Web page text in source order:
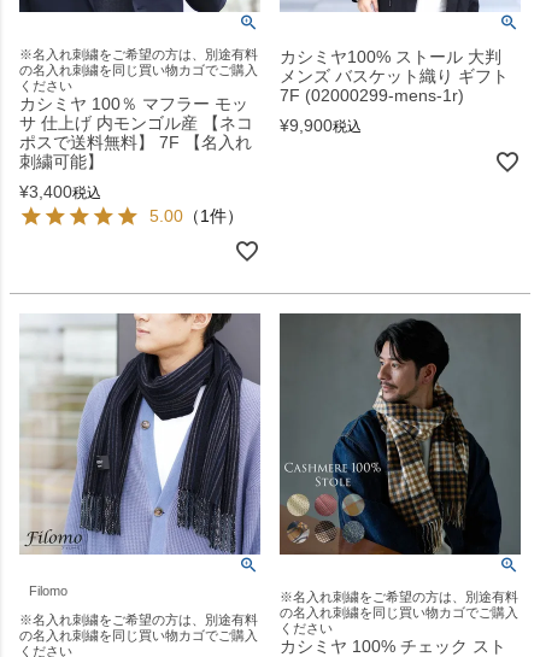
※名入れ刺繍をご希望の方は、別途有料
の名入れ刺繍を同じ買い物カゴでご購入
ください
カシミヤ 100％ マフラー モッ
サ 仕上げ 内モンゴル産 【ネコ
ポスで送料無料】 7F 【名入れ
刺繍可能】
¥3,400税込
5.00 （1件）
カシミヤ100% ストール 大判
メンズ バスケット織り ギフト
7F (02000299-mens-1r)
¥9,900税込
Filomo
※名入れ刺繍をご希望の方は、別途有料
の名入れ刺繍を同じ買い物カゴでご購入
ください
※名入れ刺繍をご希望の方は、別途有料
の名入れ刺繍を同じ買い物カゴでご購入
ください
カシミヤ 100% チェック スト